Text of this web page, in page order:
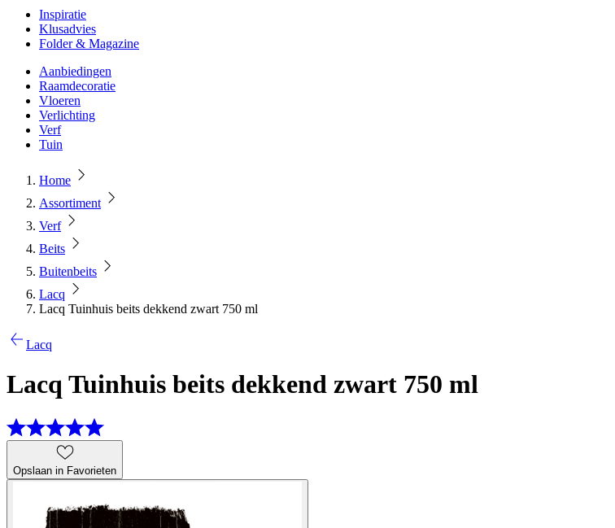
Inspiratie
Klusadvies
Folder & Magazine
Aanbiedingen
Raamdecoratie
Vloeren
Verlichting
Verf
Tuin
Home
Assortiment
Verf
Beits
Buitenbeits
Lacq
Lacq Tuinhuis beits dekkend zwart 750 ml
Lacq
Lacq Tuinhuis beits dekkend zwart 750 ml
Opslaan in Favorieten